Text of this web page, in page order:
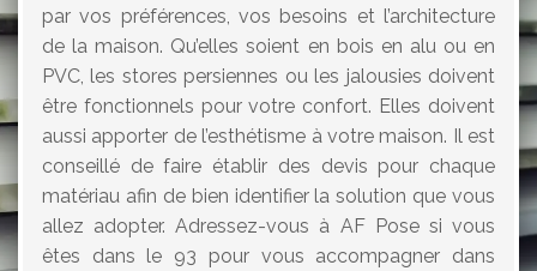
par vos préférences, vos besoins et l’architecture
de la maison. Qu’elles soient en bois en alu ou en
PVC, les stores persiennes ou les jalousies doivent
être fonctionnels pour votre confort. Elles doivent
aussi apporter de l’esthétisme à votre maison. Il est
conseillé de faire établir des devis pour chaque
matériau afin de bien identifier la solution que vous
allez adopter. Adressez-vous à AF Pose si vous
êtes dans le 93 pour vous accompagner dans